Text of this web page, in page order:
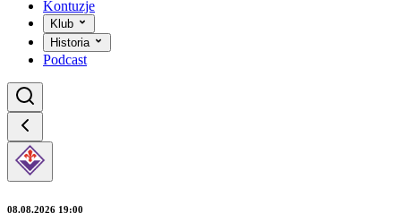
Kontuzje
Klub
Historia
Podcast
08.08.2026 19:00